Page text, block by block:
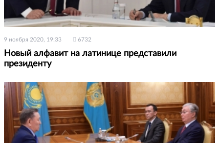
9 ноября 2020, 19:33 6732
Новый алфавит на латинице представили
президенту